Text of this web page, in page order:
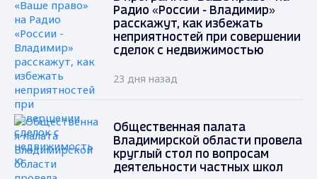
Радио «России - Владимир»
расскажут, как избежать
неприятностей при совершении
сделок с недвижимостью
23 дня назад
Общественная палата
Владимирской области провела
круглый стол по вопросам
деятельности частных школ